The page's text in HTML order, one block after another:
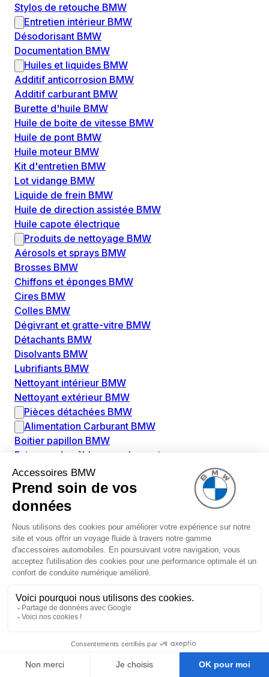
Stylos de retouche BMW
Entretien intérieur BMW
Désodorisant BMW
Documentation BMW
Huiles et liquides BMW
Additif anticorrosion BMW
Additif carburant BMW
Burette d'huile BMW
Huile de boite de vitesse BMW
Huile de pont BMW
Huile moteur BMW
Kit d'entretien BMW
Lot vidange BMW
Liquide de frein BMW
Huile de direction assistée BMW
Huile capote électrique
Produits de nettoyage BMW
Aérosols et sprays BMW
Brosses BMW
Chiffons et éponges BMW
Cires BMW
Colles BMW
Dégivrant et gratte-vitre BMW
Détachants BMW
Disolvants BMW
Lubrifiants BMW
Nettoyant intérieur BMW
Nettoyant extérieur BMW
Pièces détachées BMW
Alimentation Carburant BMW
Boitier papillon BMW
Faisceau de câble pour réservoir avec pompe
d'aspiration BMW
Injecteur BMW
Pompe à carburant BMW
Pompe diesel BMW
Allumage / Préchauffage BMW
Bobines d'allumage BMW
Boitier de préchauffage BMW
Bougie de préchauffage BMW
Amortisseurs BMW
Amortisseur de vibrations BMW
Kit de réparation amortisseur BMW